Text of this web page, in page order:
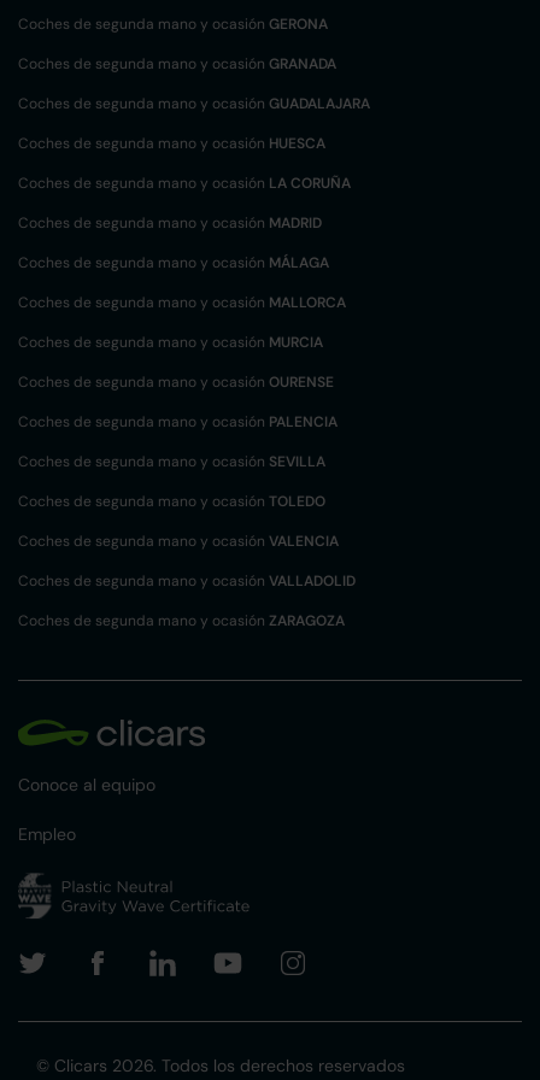
Coches de segunda mano y ocasión GERONA
Coches de segunda mano y ocasión GRANADA
Coches de segunda mano y ocasión GUADALAJARA
Coches de segunda mano y ocasión HUESCA
Coches de segunda mano y ocasión LA CORUÑA
Coches de segunda mano y ocasión MADRID
Coches de segunda mano y ocasión MÁLAGA
Coches de segunda mano y ocasión MALLORCA
Coches de segunda mano y ocasión MURCIA
Coches de segunda mano y ocasión OURENSE
Coches de segunda mano y ocasión PALENCIA
Coches de segunda mano y ocasión SEVILLA
Coches de segunda mano y ocasión TOLEDO
Coches de segunda mano y ocasión VALENCIA
Coches de segunda mano y ocasión VALLADOLID
Coches de segunda mano y ocasión ZARAGOZA
Conoce al equipo
Empleo
© Clicars 2026. Todos los derechos reservados